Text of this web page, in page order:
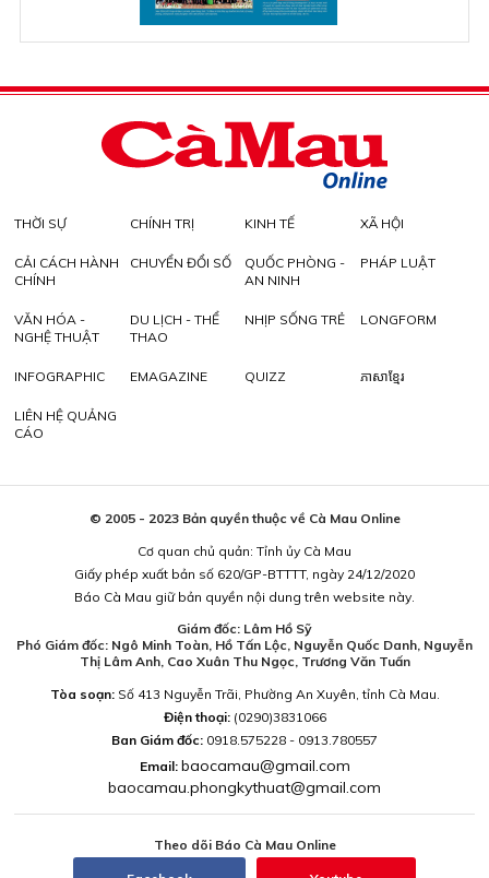
THỜI SỰ CHÍNH TRỊ KINH TẾ XÃ HỘI
CẢI CÁCH HÀNH
CHÍNH
CHUYỂN ĐỔI SỐ
QUỐC PHÒNG -
AN NINH
PHÁP LUẬT
VĂN HÓA -
NGHỆ THUẬT
DU LỊCH - THỂ
THAO
NHỊP SỐNG TRẺ LONGFORM
INFOGRAPHIC EMAGAZINE QUIZZ ភាសាខ្មែរ
LIÊN HỆ QUẢNG
CÁO
© 2005 - 2023 Bản quyền thuộc về Cà Mau Online
Cơ quan chủ quản: Tỉnh ủy Cà Mau
Giấy phép xuất bản số 620/GP-BTTTT, ngày 24/12/2020
Báo Cà Mau giữ bản quyền nội dung trên website này.
Giám đốc: Lâm Hồ Sỹ
Phó Giám đốc: Ngô Minh Toàn, Hồ Tấn Lộc, Nguyễn Quốc Danh, Nguyễn
Thị Lâm Anh, Cao Xuân Thu Ngọc, Trương Văn Tuấn
Tòa soạn:Số 413 Nguyễn Trãi, Phường An Xuyên, tỉnh Cà Mau.
Điện thoại: (0290)3831066
Ban Giám đốc: 0918.575228 - 0913.780557
Email: baocamau@gmail.com
baocamau.phongkythuat@gmail.com
Theo dõi Báo Cà Mau Online